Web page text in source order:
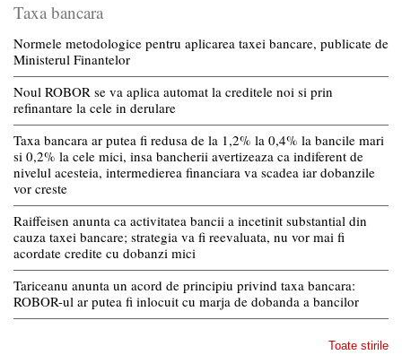
Taxa bancara
Normele metodologice pentru aplicarea taxei bancare, publicate de
Ministerul Finantelor
Noul ROBOR se va aplica automat la creditele noi si prin
refinantare la cele in derulare
Taxa bancara ar putea fi redusa de la 1,2% la 0,4% la bancile mari
si 0,2% la cele mici, insa bancherii avertizeaza ca indiferent de
nivelul acesteia, intermedierea financiara va scadea iar dobanzile
vor creste
Raiffeisen anunta ca activitatea bancii a incetinit substantial din
cauza taxei bancare; strategia va fi reevaluata, nu vor mai fi
acordate credite cu dobanzi mici
Tariceanu anunta un acord de principiu privind taxa bancara:
ROBOR-ul ar putea fi inlocuit cu marja de dobanda a bancilor
Toate stirile